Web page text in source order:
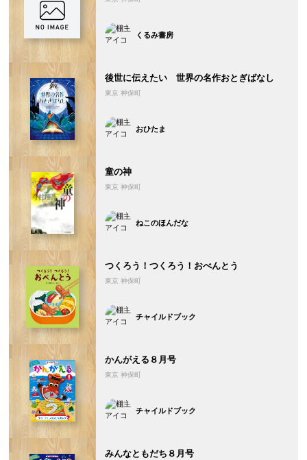
くるみ書房
後世に伝えたい 世界の名作おとぎばなし
東京 神保町
おひたま
童の神
東京 神保町
ねこのほんだな
つくろう！つくろう！おべんとう
東京 神保町
チャイルドブック
かんがえる８月号
東京 神保町
チャイルドブック
みんなともだち８月号